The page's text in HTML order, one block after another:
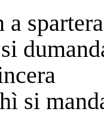
a spartera
si